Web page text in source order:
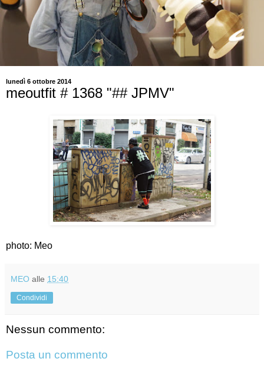
lunedì 6 ottobre 2014
meoutfit # 1368 "## JPMV"
photo: Meo
MEO alle 15:40
Condividi
Nessun commento:
Posta un commento